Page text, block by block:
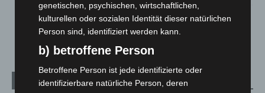
Celle: Mensch stirbt bei Bagger-Unfall auf Baustelle
5. August 2026
Kategorien
genetischen, psychischen, wirtschaftlichen,
kulturellen oder sozialen Identität dieser natürlichen
Person sind, identifiziert werden kann.
b) betroffene Person
Betroffene Person ist jede identifizierte oder
identifizierbare natürliche Person, deren